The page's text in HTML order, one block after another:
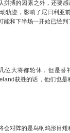
的因素之外，还要感
轨迹，影响了尼日利亚
能和下半场一开始已经
大将都轮休，但是替
获胜的话，他们也
对阵的是鸟纲鸡形目